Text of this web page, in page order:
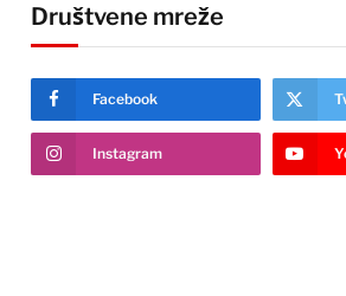
Društvene mreže
Facebook
Instagram